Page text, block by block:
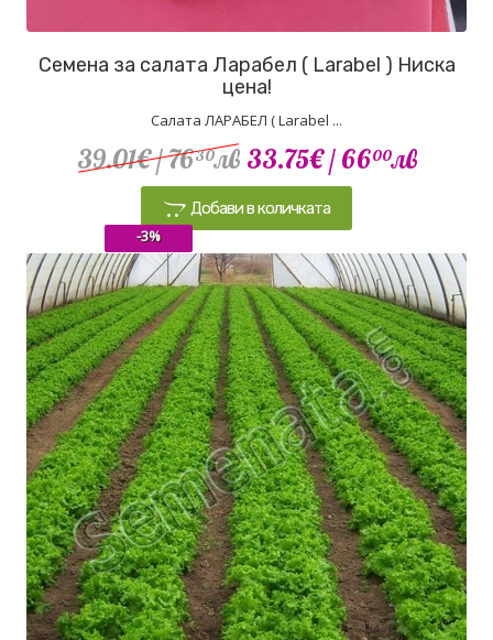
Семена за салата Ларабел ( Larabel ) Ниска
цена!
Салата ЛАРАБЕЛ ( Larabel ...
39.01€/ 7630лв 33.75€/ 6600лв
Добави в количката
-3%